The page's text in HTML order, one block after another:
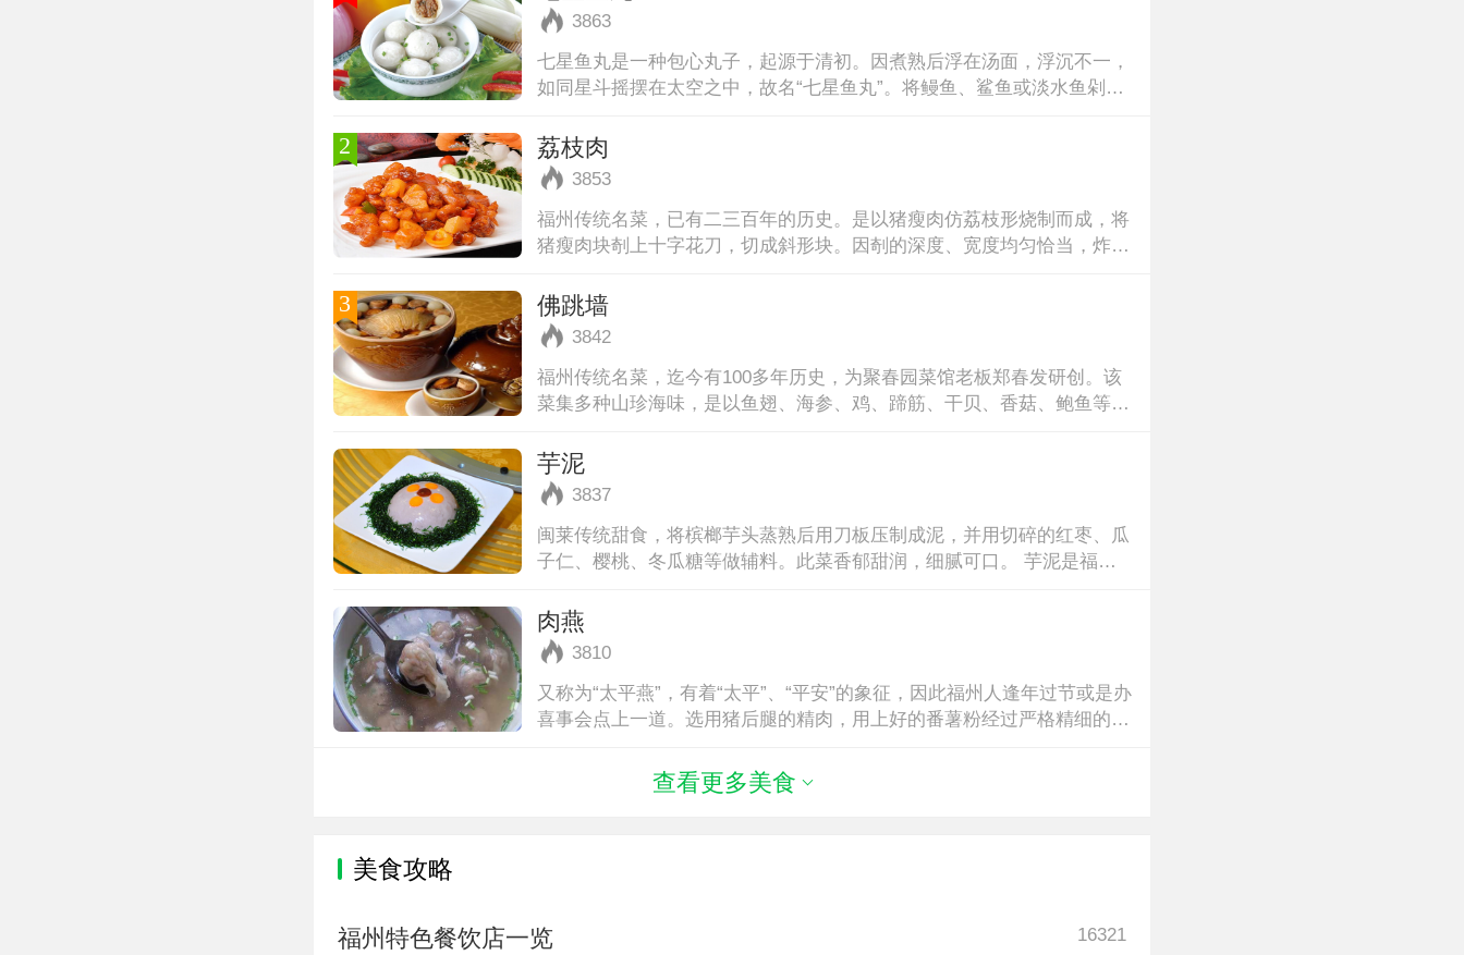
3863
七星鱼丸是一种包心丸子，起源于清初。因煮熟后浮在汤面，浮沉不一，
如同星斗摇摆在太空之中，故名“七星鱼丸”。将鳗鱼、鲨鱼或淡水鱼剁
2 荔枝肉
3853
福州传统名菜，已有二三百年的历史。是以猪瘦肉仿荔枝形烧制而成，将
猪瘦肉块剞上十字花刀，切成斜形块。因剞的深度、宽度均匀恰当，炸后
3 佛跳墙
3842
福州传统名菜，迄今有100多年历史，为聚春园菜馆老板郑春发研创。该
菜集多种山珍海味，是以鱼翅、海参、鸡、蹄筋、干贝、香菇、鲍鱼等20
芋泥
3837
闽莱传统甜食，将槟榔芋头蒸熟后用刀板压制成泥，并用切碎的红枣、瓜
子仁、樱桃、冬瓜糖等做辅料。此菜香郁甜润，细腻可口。 芋泥是福州
肉燕
3810
又称为“太平燕”，有着“太平”、“平安”的象征，因此福州人逢年过节或是办
喜事会点上一道。选用猪后腿的精肉，用上好的番薯粉经过严格精细的工
查看更多美食
美食攻略
福州特色餐饮店一览
16321